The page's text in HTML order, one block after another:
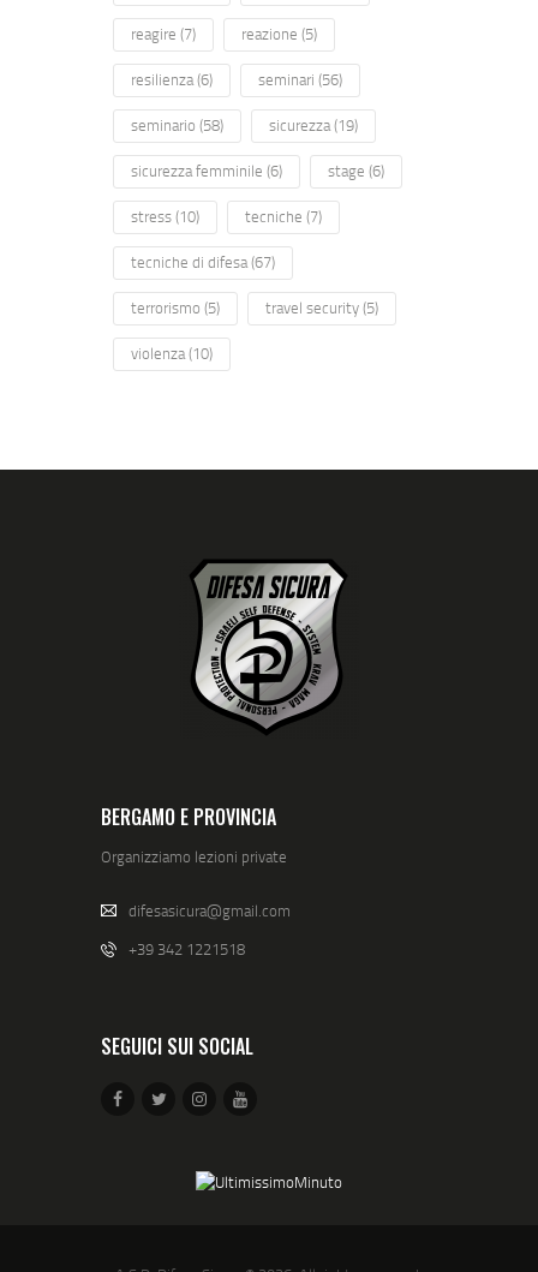
reagire (7) reazione (5)
resilienza(6) seminari (56)
seminario (58) sicurezza(19)
sicurezza femminile (6) stage (6)
stress(10) tecniche (7)
tecniche di difesa(67)
terrorismo (5) travel security(5)
violenza(10)
BERGAMO E PROVINCIA
Organizziamo lezioni private
difesasicura@gmail.com
+39 342 1221518
SEGUICI SUI SOCIAL